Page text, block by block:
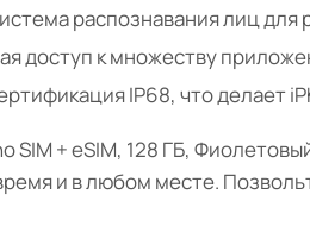
распознавания лиц для
доступ к множеству
IP68, что делает
SIM + eSIM, 128 ГБ,
и в любом месте.